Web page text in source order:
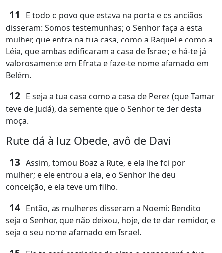
11
E todo o povo que estava na porta e os anciãos
disseram: Somos testemunhas; o Senhor faça a esta
mulher, que entra na tua casa, como a Raquel e como a
Léia, que ambas edificaram a casa de Israel; e há-te já
valorosamente em Efrata e faze-te nome afamado em
Belém.
12 E seja a tua casa como a casa de Perez (que Tamar
teve de Judá), da semente que o Senhor te der desta
moça.
Rute dá à luz Obede, avô de Davi
13 Assim, tomou Boaz a Rute, e ela lhe foi por
mulher; e ele entrou a ela, e o Senhor lhe deu
conceição, e ela teve um filho.
14 Então, as mulheres disseram a Noemi: Bendito
seja o Senhor, que não deixou, hoje, de te dar remidor, e
seja o seu nome afamado em Israel.